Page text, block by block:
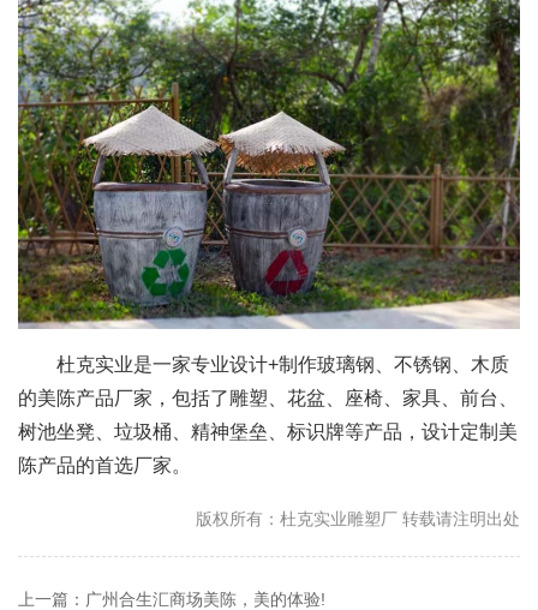
杜克实业是一家专业设计+制作玻璃钢、不锈钢、木质
的美陈产品厂家，包括了雕塑、花盆、座椅、家具、前台、
树池坐凳、垃圾桶、精神堡垒、标识牌等产品，设计定制美
陈产品的首选厂家。
版权所有：杜克实业雕塑厂 转载请注明出处
上一篇：广州合生汇商场美陈，美的体验!